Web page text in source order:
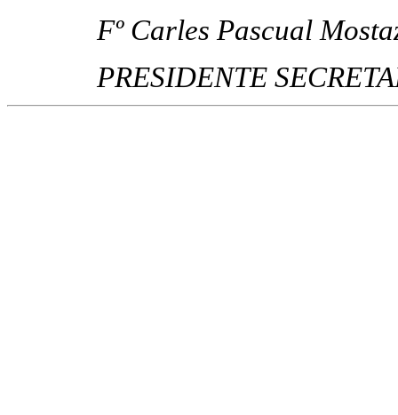
Fº Carles Pascual
PRESIDENTE